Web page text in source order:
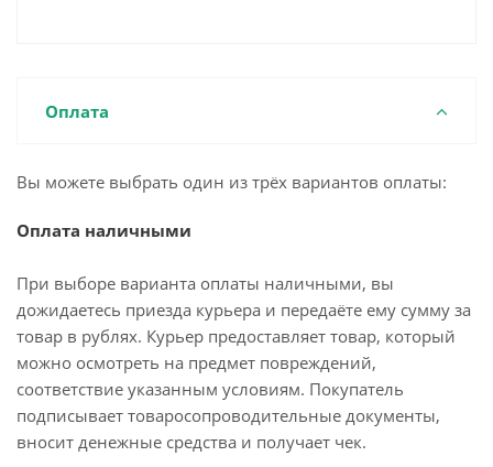
Оплата
Вы можете выбрать один из трёх вариантов оплаты:
Оплата наличными
При выборе варианта оплаты наличными, вы
дожидаетесь приезда курьера и передаёте ему сумму за
товар в рублях. Курьер предоставляет товар, который
можно осмотреть на предмет повреждений,
соответствие указанным условиям. Покупатель
подписывает товаросопроводительные документы,
вносит денежные средства и получает чек.